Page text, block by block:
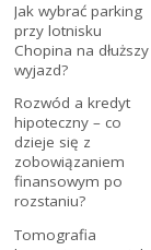
Jak wybrać parking
przy lotnisku
Chopina na dłuższy
wyjazd?
Rozwód a kredyt
hipoteczny – co
dzieje się z
zobowiązaniem
finansowym po
rozstaniu?
Tomografia